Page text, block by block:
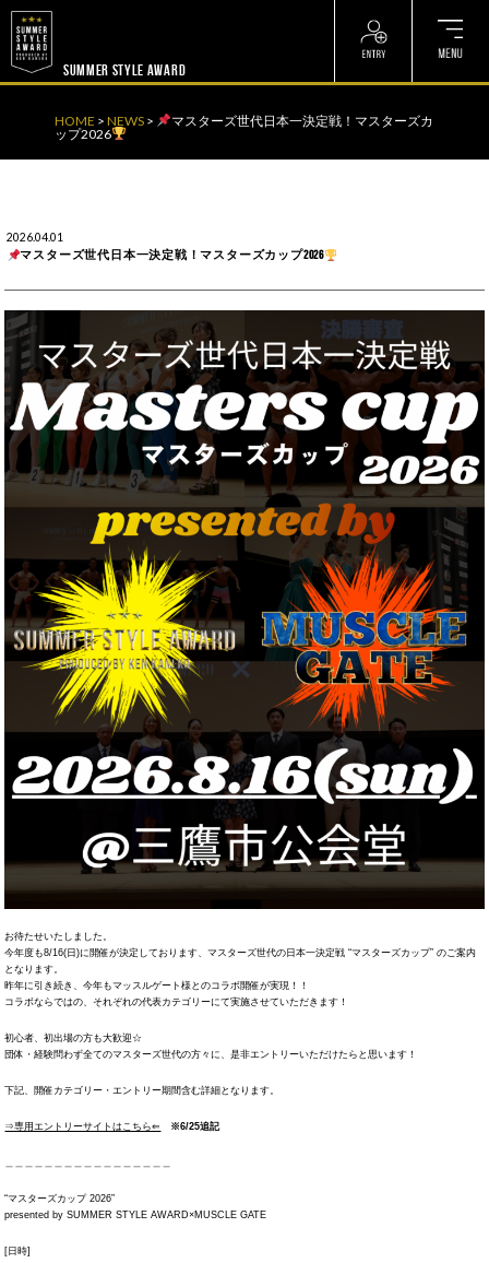
SUMMER STYLE AWARD
HOME > NEWS >
マスターズ世代日本一決定戦！マスターズカ
ップ2026
2026.04.01
マスターズ世代日本一決定戦！マスターズカップ2026
お待たせいたしました。
今年度も8/16(日)に開催が決定しております、マスターズ世代の日本一決定戦 “マスターズカップ” のご案内
となります。
昨年に引き続き、今年もマッスルゲート様とのコラボ開催が実現！！
コラボならではの、それぞれの代表カテゴリーにて実施させていただきます！
初心者、初出場の方も大歓迎☆
団体・経験問わず全てのマスターズ世代の方々に、是非エントリーいただけたらと思います！
下記、開催カテゴリー・エントリー期間含む詳細となります。
⇒専用エントリーサイトはこちら⇐ ※6/25追記
“マスターズカップ 2026”
presented by SUMMER STYLE AWARD×MUSCLE GATE
[日時]